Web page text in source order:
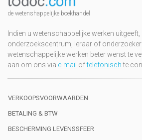
de wetenshappelijke boekhandel
Indien u wetenschappelijke werken uitgeeft,
onderzoekscentrum, leraar of onderzoeker
wetenschappelijke werken beter wenst te
aan om ons via e-mail oftelefonischte
VERKOOPSVOORWAARDEN
BETALING & BTW
BESCHERMING LEVENSSFEER